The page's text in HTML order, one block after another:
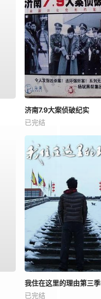
济南7.9大案侦破纪实
已完结
我住在这里的理由第三季
已完结